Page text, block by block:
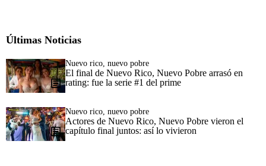
Últimas Noticias
Nuevo rico, nuevo pobre
El final de Nuevo Rico, Nuevo Pobre arrasó en
rating: fue la serie #1 del prime
Nuevo rico, nuevo pobre
Actores de Nuevo Rico, Nuevo Pobre vieron el
capítulo final juntos: así lo vivieron